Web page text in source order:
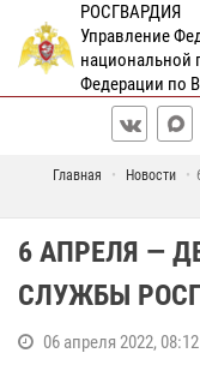
РОСГВАРДИЯ
Управление
национальной
Федерации по
Главная Новости
6 АПРЕЛЯ —
СЛУЖБЫ
06 апреля 2022, 08:12